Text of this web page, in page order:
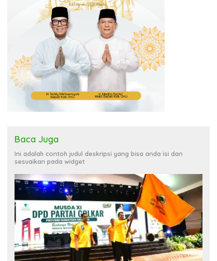
Baca Juga
Ini adalah contoh judul deskripsi yang bisa anda isi dan
sesuaikan pada widget